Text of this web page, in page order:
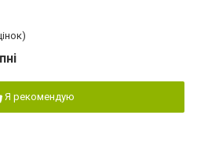
Я рекомендую